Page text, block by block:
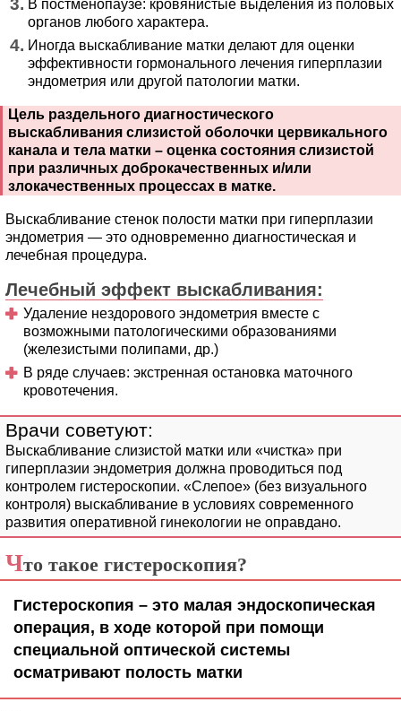
В постменопаузе: кровянистые выделения из половых
органов любого характера.
Иногда выскабливание матки делают для оценки
эффективности гормонального лечения гиперплазии
эндометрия или другой патологии матки.
Цель раздельного диагностического
выскабливания слизистой оболочки цервикального
канала и тела матки – оценка состояния слизистой
при различных доброкачественных и/или
злокачественных процессах в матке.
Выскабливание стенок полости матки при гиперплазии
эндометрия — это одновременно диагностическая и
лечебная процедура.
Лечебный эффект выскабливания:
Удаление нездорового эндометрия вместе с
возможными патологическими образованиями
(железистыми полипами, др.)
В ряде случаев: экстренная остановка маточного
кровотечения.
Выскабливание слизистой матки или «чистка» при
гиперплазии эндометрия должна проводиться под
контролем гистероскопии. «Слепое» (без визуального
контроля) выскабливание в условиях современного
развития оперативной гинекологии не оправдано.
Что такое гистероскопия?
Гистероскопия – это малая эндоскопическая
операция, в ходе которой при помощи
специальной оптической системы
осматривают полость матки